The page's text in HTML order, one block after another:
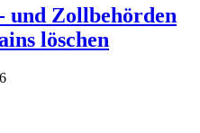
und Zollbehörden
löschen